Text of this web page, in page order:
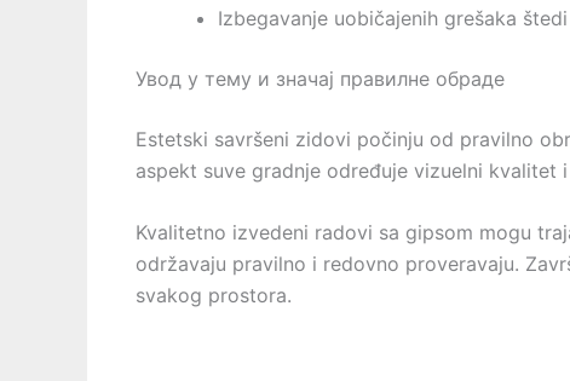
Izbegavanje uobičajenih grešaka
Увод у тему и значај правилне обраде
Estetski savršeni zidovi počinju od pravilno
aspekt suve gradnje određuje vizuelni
Kvalitetno izvedeni radovi sa gipsom mogu
održavaju pravilno i redovno proveravaju.
svakog prostora.